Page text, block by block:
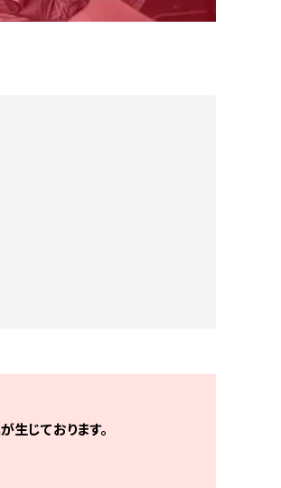
じております。